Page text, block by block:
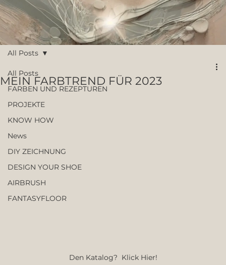
All Posts
FARBEN UND REZEPTUREN
PROJEKTE
KNOW HOW
News
DIY ZEICHNUNG
DESIGN YOUR SHOE
AIRBRUSH
FANTASYFLOOR
All Posts
MEIN FARBTREND FÜR 2023
Den Katalog?  Klick Hier!